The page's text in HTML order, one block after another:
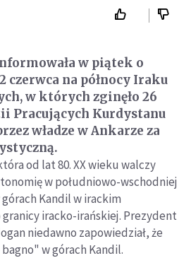
w piątek o
czerwca na północy Iraku
w których zginęło 26
Pracujących Kurdystanu
władze w Ankarze za
od lat 80. XX wieku walczy
w południowo-wschodniej
Kandil w irackim
iracko-irańskiej. Prezydent
niedawno zapowiedział, że
w górach Kandil.